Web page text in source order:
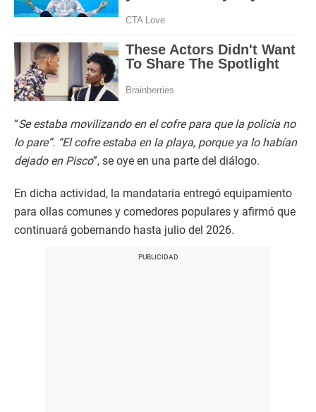
“Se estaba movilizando en el cofre para que la policía no
lo pare”. “El cofre estaba en la playa, porque ya lo habían
dejado en Pisco”, se oye en una parte del diálogo.
En dicha actividad, la mandataria entregó equipamiento
para ollas comunes y comedores populares y afirmó que
continuará gobernando hasta julio del 2026.